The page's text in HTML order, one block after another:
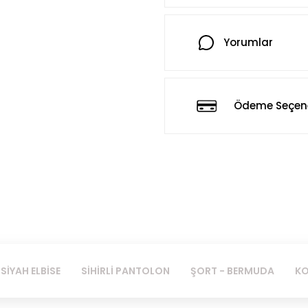
Yorumlar
Ödeme
SİYAH ELBİSE SİHİRLİ PANTOLON ŞORT - BERMUDA